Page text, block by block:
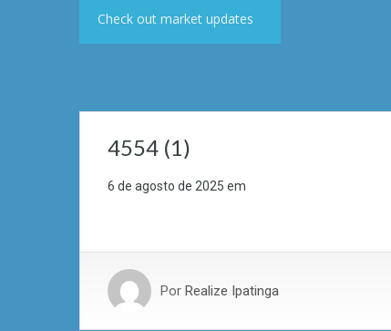
Check out market updates
4554 (1)
6 de agosto de 2025 em
Por Realize Ipatinga